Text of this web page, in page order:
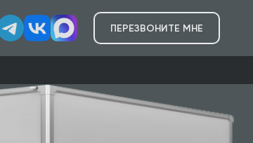
ПЕРЕЗВОНИТЕ МНЕ